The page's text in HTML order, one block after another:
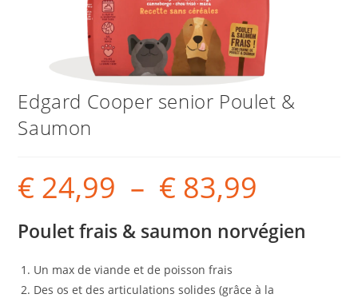
Edgard Cooper senior Poulet &
Saumon
€ 24,99 – € 83,99
Poulet frais & saumon norvégien
Un max de viande et de poisson frais
Des os et des articulations solides (grâce à la